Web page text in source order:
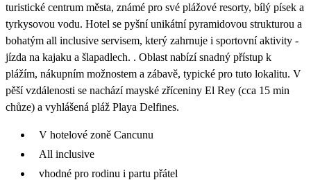
turistické centrum města, známé pro své plážové resorty, bílý písek a
tyrkysovou vodu. Hotel se pyšní unikátní pyramidovou strukturou a
bohatým all inclusive servisem, který zahrnuje i sportovní aktivity -
jízda na kajaku a šlapadlech. . Oblast nabízí snadný přístup k
plážím, nákupním možnostem a zábavě, typické pro tuto lokalitu. V
pěší vzdálenosti se nachází mayské zříceniny El Rey (cca 15 min
chůze) a vyhlášená pláž Playa Delfines.
V hotelové zoně Cancunu
All inclusive
vhodné pro rodinu i partu přátel